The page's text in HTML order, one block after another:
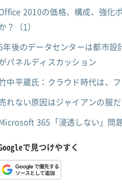
2010の価格、構成、強化
？（1）
年後のデータセンターは都市設
パネルディスカッション
中平蔵氏：クラウド時代は、
れない原因はジャイアンの服
365「浸透しない」問
で見つけやすく